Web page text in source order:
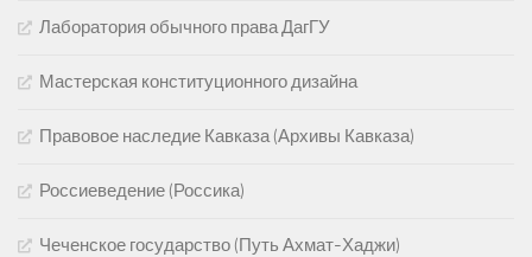
Лаборатория обычного права ДагГУ
Мастерская конституционного дизайна
Правовое наследие Кавказа (Архивы Кавказа)
Россиеведение (Россика)
Чеченское государство (Путь Ахмат-Хаджи)